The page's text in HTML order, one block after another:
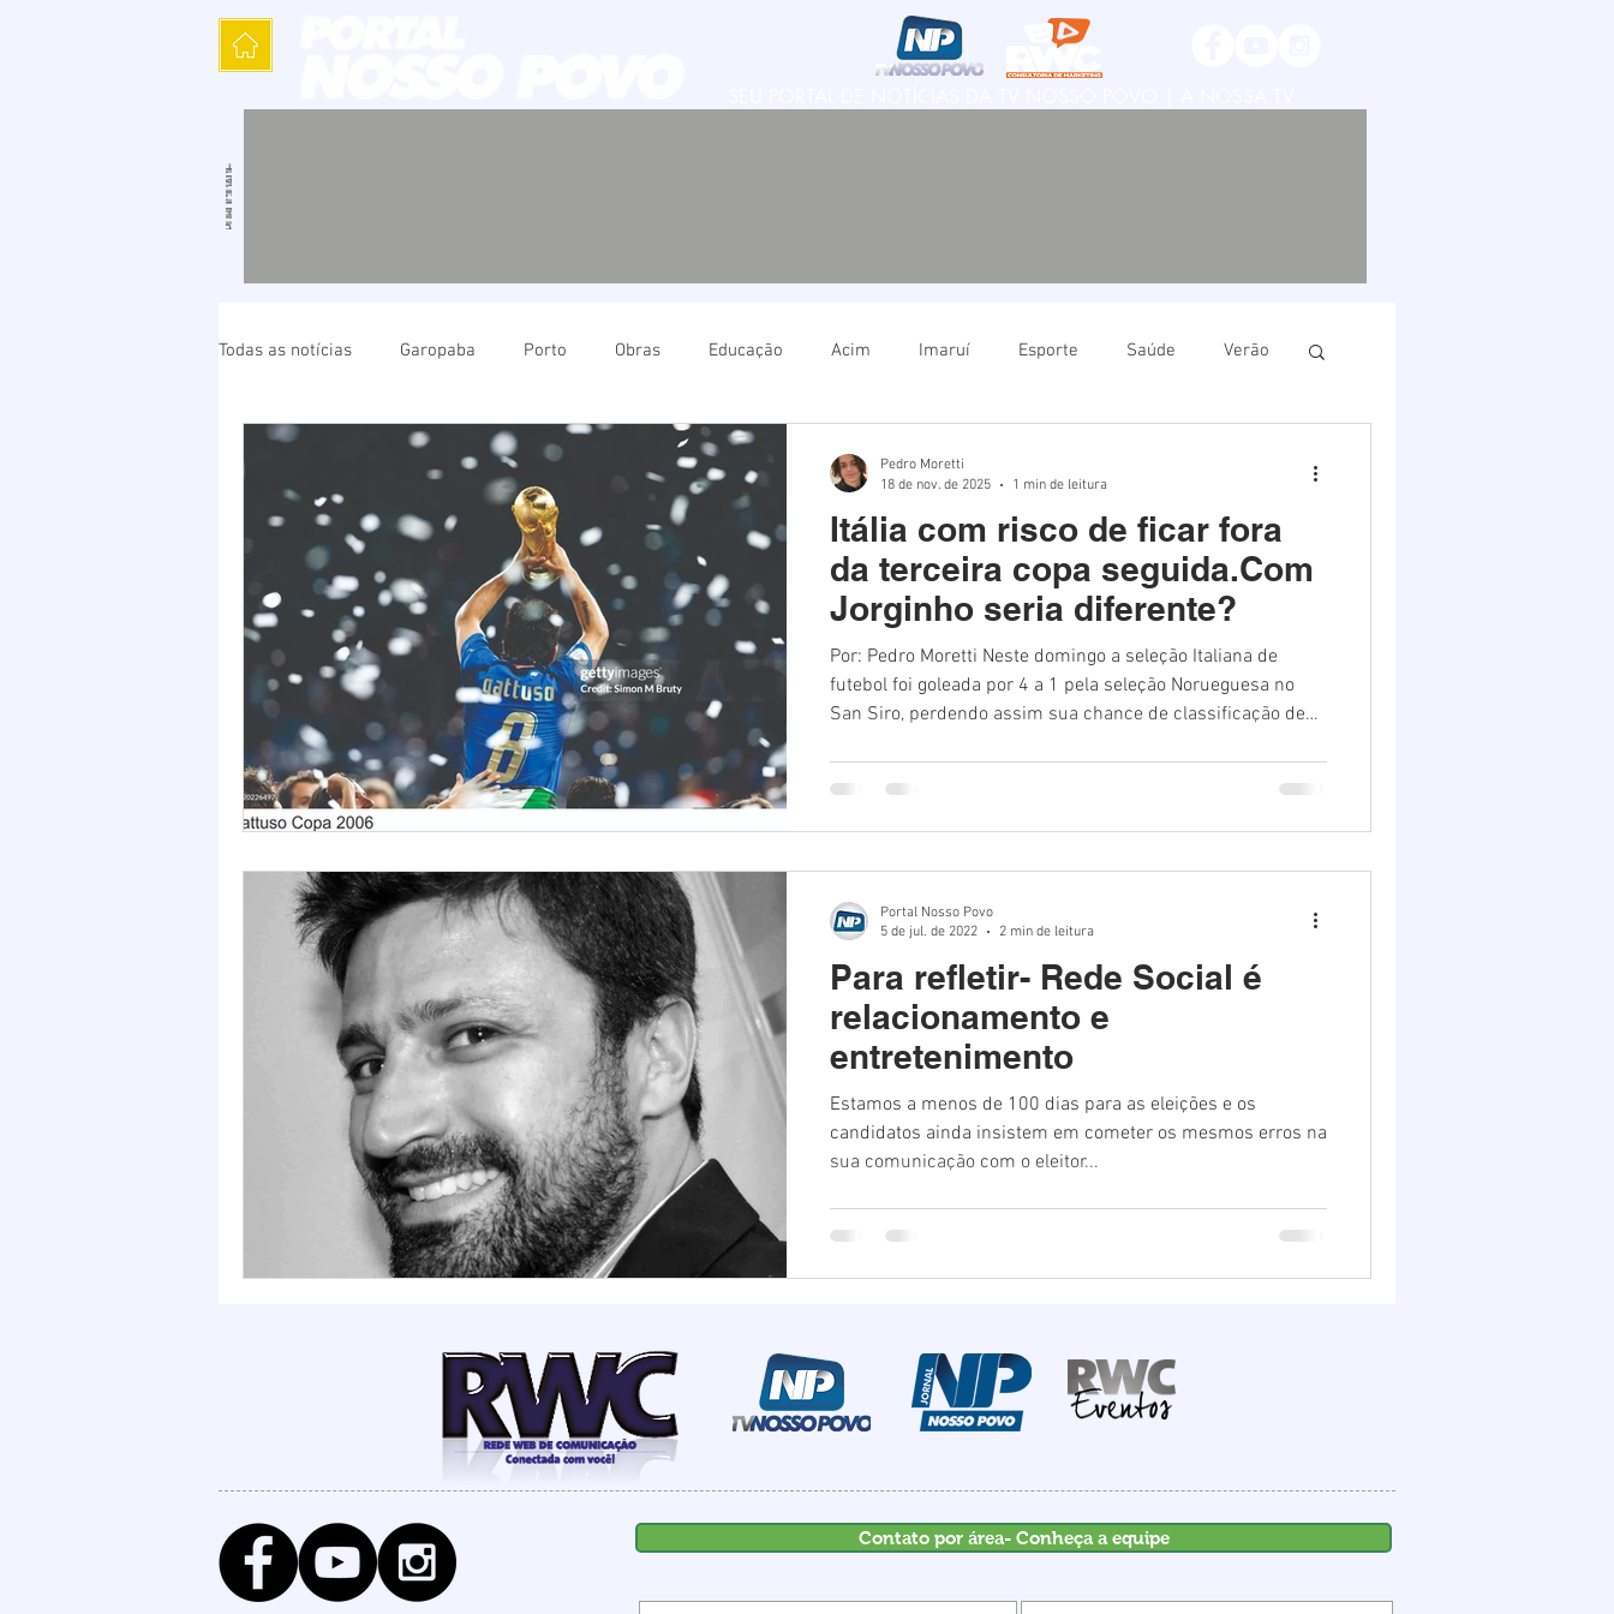
Todas as notícias Garopaba Porto Obras Educação Acim Imaruí Esporte Saúde Verão
Política Cultura Polícia Imbituba
Verão Polícia Destaque Laguna Linha Destaques 1 Destaques 2
infraestrutura Natal PERDIDOS
Itália com risco de ficar fora
da terceira copa seguida.Com
Jorginho seria diferente?
Por: Pedro Moretti Neste domingo a seleção Italiana de
futebol foi goleada por 4 a 1 pela seleção Norueguesa no
San Siro, perdendo assim sua chance de classificação de
brigam por 4 vagas na competição mundial. Medo de outra
desclassificação A Azzurra enfrenta o fantasma da terceira
Pedro Moretti
18 de nov. de 2025
1 min de leitura
Para refletir- Rede Social é
relacionamento e
entretenimento
Estamos a menos de 100 dias para as eleições e os
candidatos ainda insistem em cometer os mesmos erros na
sua comunicação com o eleitor...
Portal Nosso Povo
5 de jul. de 2022
2 min de leitura
Contato por área- Conheça a equipe